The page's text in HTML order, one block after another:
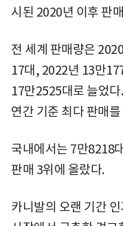
시된 2020년 이후 판
전 세계 판매량은
17대, 2022년 13만
17만2525대로 늘었
연간 기준 최다 판매
국내에서는 7만8218
판매 3위에 올랐다.
카니발의 오랜 기간